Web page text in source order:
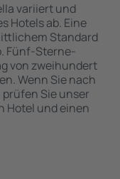
variiert und
Hotels ab. Eine
Standard
Fünf-Sterne-
von zweihundert
Wenn Sie nach
Sie unser
Hotel und einen